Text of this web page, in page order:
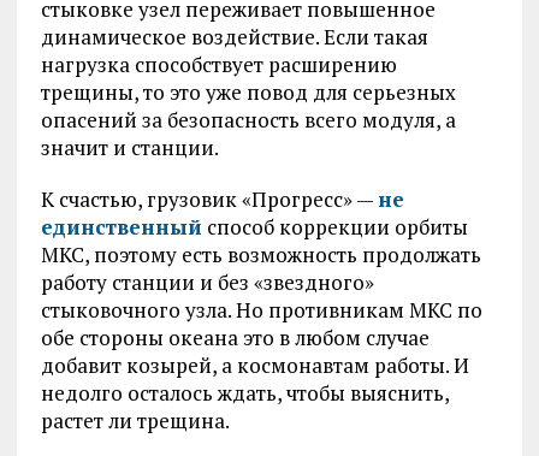
стыковке узел переживает повышенное
динамическое воздействие. Если такая
нагрузка способствует расширению
трещины, то это уже повод для серьезных
опасений за безопасность всего модуля, а
значит и станции.
К счастью, грузовик «Прогресс» — не
единственный способ коррекции орбиты
МКС, поэтому есть возможность продолжать
работу станции и без «звездного»
стыковочного узла. Но противникам МКС по
обе стороны океана это в любом случае
добавит козырей, а космонавтам работы. И
недолго осталось ждать, чтобы выяснить,
растет ли трещина.